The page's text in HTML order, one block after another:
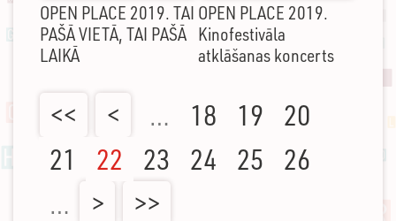
OPEN PLACE 2019. TAI
PAŠĀ VIETĀ, TAI PAŠĀ
LAIKĀ
OPEN PLACE 2019.
Kinofestivāla
atklāšanas koncerts
<< < … 18 19
20
21
22 23 24 25
26
…
> >>